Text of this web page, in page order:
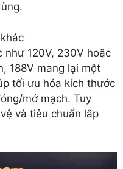
như 120V, 230V hoặc
188V mang lại một
tối ưu hóa kích thước
mở mạch. Tuy
và tiêu chuẩn lắp